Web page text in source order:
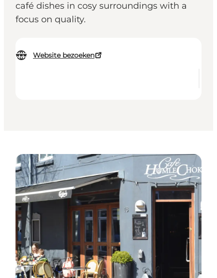
café dishes in cosy surroundings with a
focus on quality.
Website bezoeken